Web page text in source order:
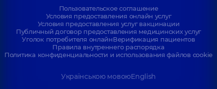
Пользовательское соглашение
Условия предоставления онлайн услуг
Условия предоставления услуг вакцинации
Публичный договор предоставления медицинских услуг
Уголок потребителя онлайнВерификация пациентов
Правила внутреннего распорядка
Политика конфиденциальности и использования файлов cookie
Українською мовоюEnglish